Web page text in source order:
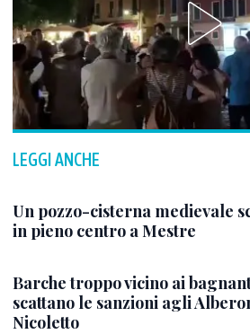
LEGGI ANCHE
Un pozzo-cisterna medievale
in pieno centro a Mestre
Barche troppo vicino ai
scattano le sanzioni agli
Nicoletto